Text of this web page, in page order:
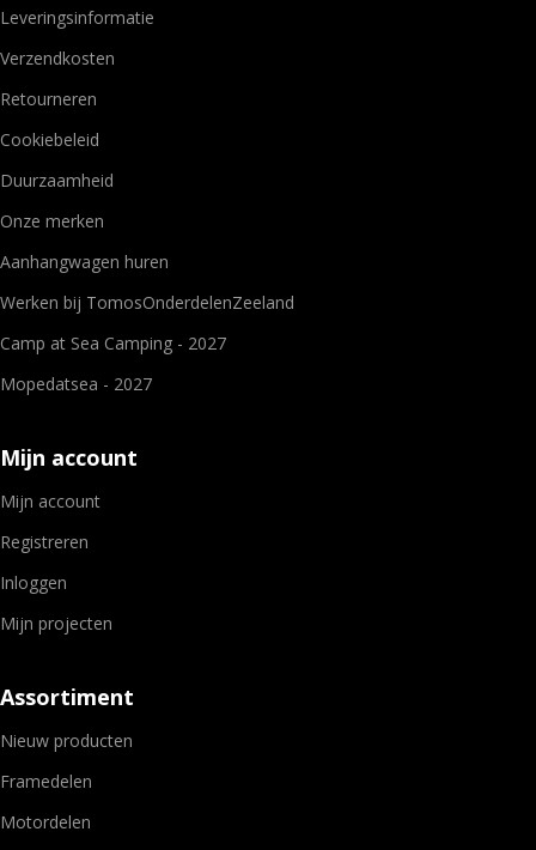
Leveringsinformatie
Verzendkosten
Retourneren
Cookiebeleid
Duurzaamheid
Onze merken
Aanhangwagen huren
Werken bij TomosOnderdelenZeeland
Camp at Sea Camping - 2027
Mopedatsea - 2027
Mijn account
Mijn account
Registreren
Inloggen
Mijn projecten
Assortiment
Nieuw producten
Framedelen
Motordelen